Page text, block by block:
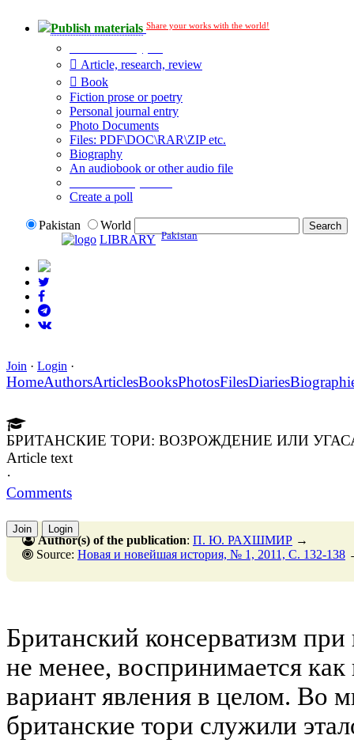
Publish materials Share your works with the world!
Article, research, review
Book
Fiction prose or poetry
Personal journal entry
Photo Documents
Files: PDF\DOC\RAR\ZIP etc.
Biography
An audiobook or other audio file
Create a poll
Pakistan
World
LIBRARY Pakistan
Join · Login ·
HomeAuthorsArticlesBooksPhotosFilesDiaries
БРИТАНСКИЕ ТОРИ: ВОЗРОЖДЕНИЕ ИЛИ
Article text
·
Comments
Join Login
Author(s) of the publication: П. Ю. РАХШМИР →
Source: Новая и новейшая история, № 1, 2011, C. 132-138
Британский консерватизм
не менее, воспринимается
вариант явления в целом. Во
британские тори служили